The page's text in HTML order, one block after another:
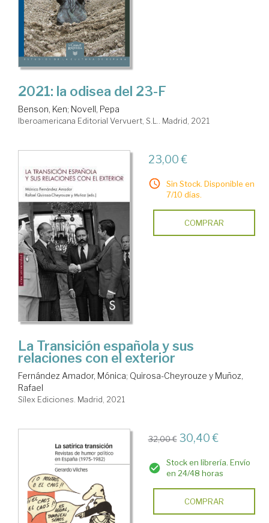
2021: la odisea del 23-F
Benson, Ken; Novell, Pepa
Iberoamericana Editorial Vervuert, S.L.. Madrid, 2021
23,00 €
Sin Stock. Disponible en
7/10 días.
COMPRAR
La Transición española y sus
relaciones con el exterior
Fernández Amador, Mónica; Quirosa-Cheyrouze y Muñoz,
Rafael
Sílex Ediciones. Madrid, 2021
32,00 € 30,40 €
Stock en librería. Envío
en 24/48 horas
COMPRAR